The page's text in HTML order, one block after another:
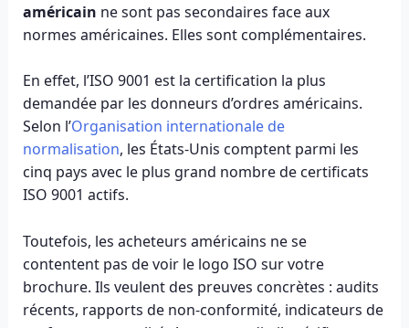
américain ne sont pas secondaires face aux
normes américaines. Elles sont complémentaires.
En effet, l’ISO 9001 est la certification la plus
demandée par les donneurs d’ordres américains.
Selon l’Organisation internationale de
normalisation, les États-Unis comptent parmi les
cinq pays avec le plus grand nombre de certificats
ISO 9001 actifs.
Toutefois, les acheteurs américains ne se
contentent pas de voir le logo ISO sur votre
brochure. Ils veulent des preuves concrètes : audits
récents, rapports de non-conformité, indicateurs de